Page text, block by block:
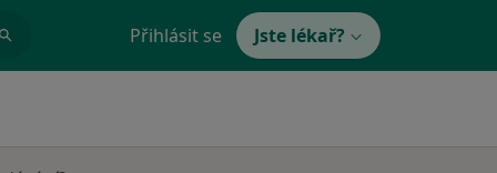
Přihlásit se Jste lékař?